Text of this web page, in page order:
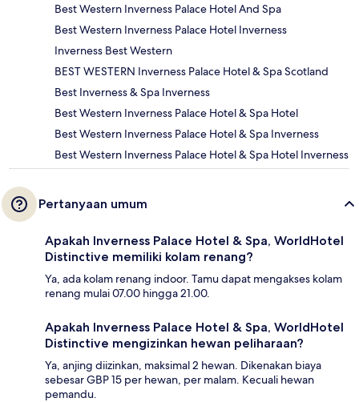
Best Western Inverness Palace Hotel And Spa
Best Western Inverness Palace Hotel Inverness
Inverness Best Western
BEST WESTERN Inverness Palace Hotel & Spa Scotland
Best Inverness & Spa Inverness
Best Western Inverness Palace Hotel & Spa Hotel
Best Western Inverness Palace Hotel & Spa Inverness
Best Western Inverness Palace Hotel & Spa Hotel Inverness
Pertanyaan umum
Apakah Inverness Palace Hotel & Spa, WorldHotel
Distinctive memiliki kolam renang?
Ya, ada kolam renang indoor. Tamu dapat mengakses kolam
renang mulai 07.00 hingga 21.00.
Apakah Inverness Palace Hotel & Spa, WorldHotel
Distinctive mengizinkan hewan peliharaan?
Ya, anjing diizinkan, maksimal 2 hewan. Dikenakan biaya
sebesar GBP 15 per hewan, per malam. Kecuali hewan
pemandu.